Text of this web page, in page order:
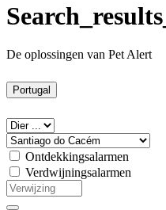
De oplossingen van Pet Alert
Portugal
Ontdekkingsalarmen
Verdwijningsalarmen